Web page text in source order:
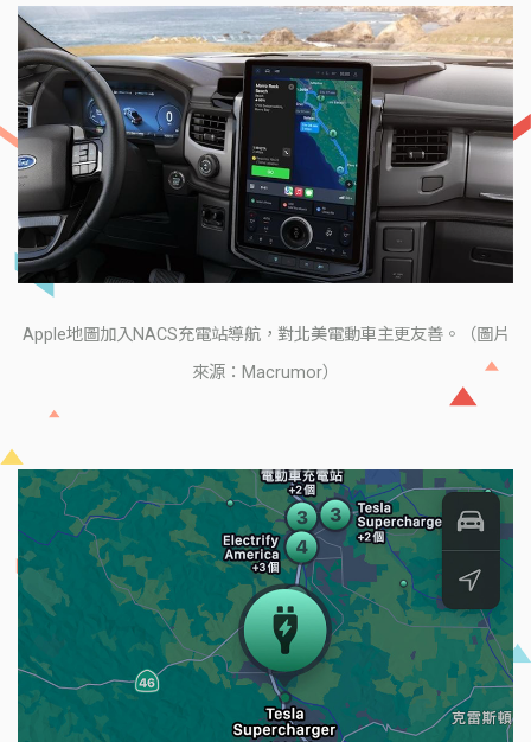
Apple地圖加入NACS充電站導航，對北美電動車主更友善。（圖片
來源：Macrumor）